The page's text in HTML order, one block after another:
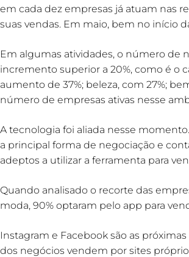
em cada dez empresas já atuam nas
suas vendas. Em maio, bem no início
Em algumas atividades, o número de
incremento superior a 20%, como é o
aumento de 37%; beleza, com 27%;
número de empresas ativas nesse
A tecnologia foi aliada nesse
a principal forma de negociação e
adeptos a utilizar a ferramenta para
Quando analisado o recorte das
moda, 90% optaram pelo app para
Instagram e Facebook são as
dos negócios vendem por sites